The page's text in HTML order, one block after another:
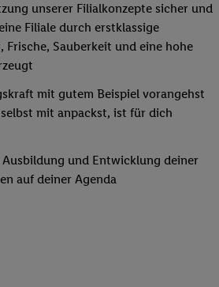
unserer Filialkonzepte sicher und
Filiale durch erstklassige
Frische, Sauberkeit und eine hohe
mit gutem Beispiel vorangehst
mit anpackst, ist für dich
und Entwicklung deiner
auf deiner Agenda